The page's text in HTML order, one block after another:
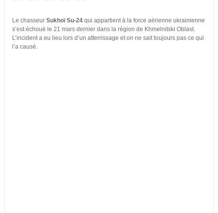
Le chasseur Sukhoï Su-24qui appartient à la force aérienne ukrainienne
s’est échoué le 21 mars dernier dans la région de Khmelnitski Oblast.
L’incident a eu lieu lors d’un atterrissage et on ne sait toujours pas ce qui
l’a causé.